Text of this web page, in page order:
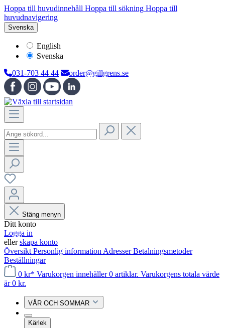
Hoppa till huvudinnehåll Hoppa till sökning Hoppa till
huvudnavigering
Svenska
English
Svenska
031-703 44 44
order@gillgrens.se
Stäng menyn
Ditt konto
Logga in
ellerskapa konto
Översikt Personlig information AdresserBetalningsmetoder
Beställningar
0 kr* Varukorgen innehåller 0 artiklar. Varukorgens totala värde
är 0 kr.
VÅR OCH SOMMAR
Kärlek